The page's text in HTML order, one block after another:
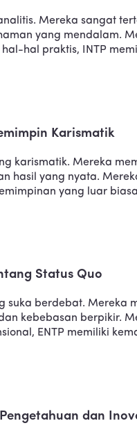
Mereka sangat
yang mendalam.
hal praktis, INTP
Karismatik
karismatik. Mereka
hasil yang nyata.
yang luar
Status Quo
suka berdebat. Mereka
kebebasan berpikir.
ENTP memiliki
dan